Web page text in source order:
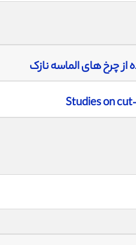
Studies on